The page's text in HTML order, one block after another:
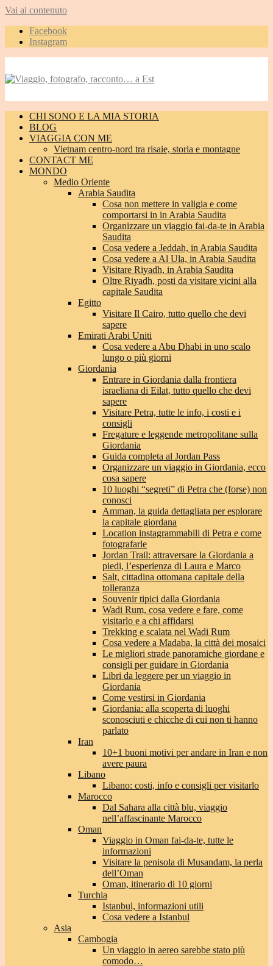
Vai al contenuto
Facebook
Instagram
CHI SONO E LA MIA STORIA
BLOG
VIAGGIA CON ME
Vietnam centro-nord tra risaie, storia e montagne
CONTACT ME
MONDO
Medio Oriente
Arabia Saudita
Cosa non mettere in valigia e come
comportarsi in in Arabia Saudita
Organizzare un viaggio fai-da-te in Arabia
Saudita
Cosa vedere a Jeddah, in Arabia Saudita
Cosa vedere a Al Ula, in Arabia Saudita
Visitare Riyadh, in Arabia Saudita
Oltre Riyadh, posti da visitare vicini alla
capitale Saudita
Egitto
Visitare Il Cairo, tutto quello che devi
sapere
Emirati Arabi Uniti
Cosa vedere a Abu Dhabi in uno scalo
lungo o più giorni
Giordania
Entrare in Giordania dalla frontiera
israeliana di Eilat, tutto quello che devi
sapere
Visitare Petra, tutte le info, i costi e i
consigli
Fregature e leggende metropolitane sulla
Giordania
Guida completa al Jordan Pass
Organizzare un viaggio in Giordania, ecco
cosa sapere
10 luoghi “segreti” di Petra che (forse) non
conosci
Amman, la guida dettagliata per esplorare
la capitale giordana
Location instagrammabili di Petra e come
fotografarle
Jordan Trail: attraversare la Giordania a
piedi, l’esperienza di Laura e Marco
Salt, cittadina ottomana capitale della
tolleranza
Souvenir tipici dalla Giordania
Wadi Rum, cosa vedere e fare, come
visitarlo e a chi affidarsi
Trekking e scalata nel Wadi Rum
Cosa vedere a Madaba, la città dei mosaici
Le migliori strade panoramiche giordane e
consigli per guidare in Giordania
Libri da leggere per un viaggio in
Giordania
Come vestirsi in Giordania
Giordania: alla scoperta di luoghi
sconosciuti e chicche di cui non ti hanno
parlato
Iran
10+1 buoni motivi per andare in Iran e non
avere paura
Libano
Libano: costi, info e consigli per visitarlo
Marocco
Dal Sahara alla città blu, viaggio
nell’affascinante Marocco
Oman
Viaggio in Oman fai-da-te, tutte le
informazioni
Visitare la penisola di Musandam, la perla
dell’Oman
Oman, itinerario di 10 giorni
Turchia
Istanbul, informazioni utili
Cosa vedere a Istanbul
Asia
Cambogia
Un viaggio in aereo sarebbe stato più
comodo…